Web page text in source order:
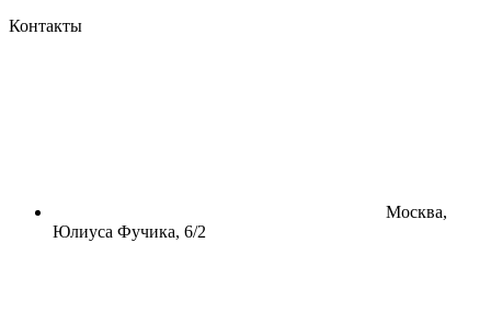
Контакты
Москва,
Юлиуса Фучика, 6/2